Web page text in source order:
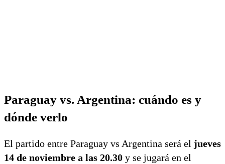
Paraguay vs. Argentina: cuándo es y
dónde verlo
El partido entre Paraguay vs Argentina será el jueves
14 de noviembre a las 20.30 y se jugará en el